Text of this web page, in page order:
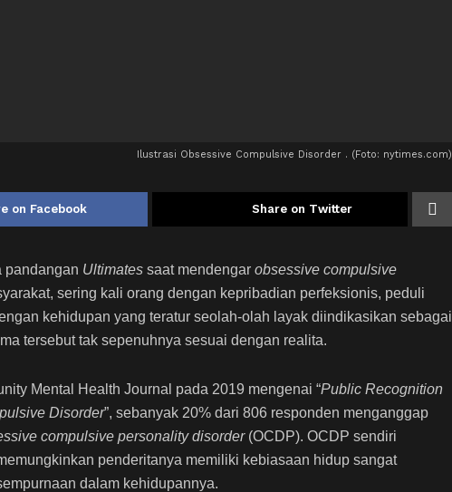
Ilustrasi Obsessive Compulsive Disorder . (Foto: nytimes.com)
on Facebook Share on Twitter
pandangan Ultimates saat mendengar obsessive compulsive
sering kali orang dengan kepribadian perfeksionis, peduli
kehidupan yang teratur seolah-olah layak diindikasikan sebagai
tersebut tak sepenuhnya sesuai dengan realita.
Mental Health Journal pada 2019 mengenai “Public Recognition
Disorder”, sebanyak 20% dari 806 responden menganggap
compulsive personality disorder(OCDP). OCDP sendiri
penderitanya memiliki kebiasaan hidup sangat
dalam kehidupannya.